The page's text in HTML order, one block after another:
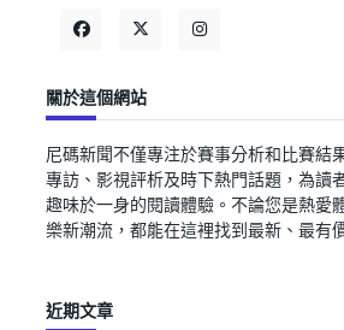
關於這個網站
尼碼新聞不僅專注於賽事分析和比賽結
專訪、影視評析及時下熱門話題，為讀
趣味於一身的閱讀體驗。不論您是熱愛
樂新潮流，都能在這裡找到最新、最有
近期文章